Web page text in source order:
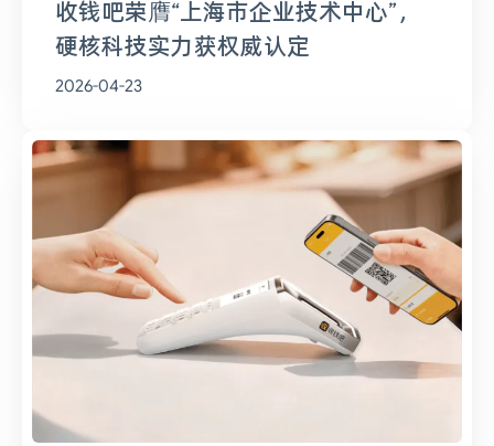
收钱吧荣膺“上海市企业技术中心”，
硬核科技实力获权威认定
2026-04-23